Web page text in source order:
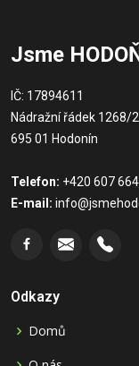
Jsme
IČ: 17894611
Nádražní řádek 1268/
695 01 Hodonín
Telefon: +420 607
E-mail:
Odkazy
Domů